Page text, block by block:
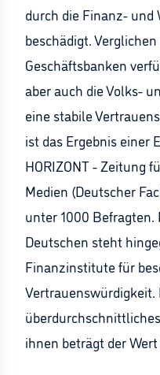
durch die Finanz-
beschädigt.
Geschäftsbanken
aber auch die Volks-
eine stabile
ist das Ergebnis einer
HORIZONT - Zeitung
Medien (Deutscher
unter 1000 Befragten.
Deutschen steht
Finanzinstitute für
Vertrauenswürdigkeit.
ihnen beträgt der